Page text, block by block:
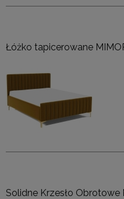
Łóżko tapicerowane
Solidne Krzesło Obrotowe